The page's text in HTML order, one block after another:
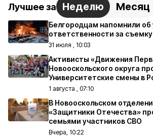
Лучшее за Неделю Месяц
Белгородцам напомнили об
ответственности за
31 июля , 10:03
Активисты «Движения
Новооскольского округа
Университетские смены в
1 августа , 07:10
В Новооскольском
«Защитники Отечества»
семьями участников СВО
Вчера, 10:22